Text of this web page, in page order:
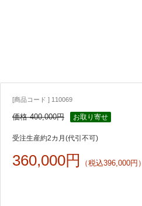
[商品コード ] 110069
価格 400,000円 お取り寄せ
受注生産約2カ月(代引不可)
360,000円 （税込396,000円）